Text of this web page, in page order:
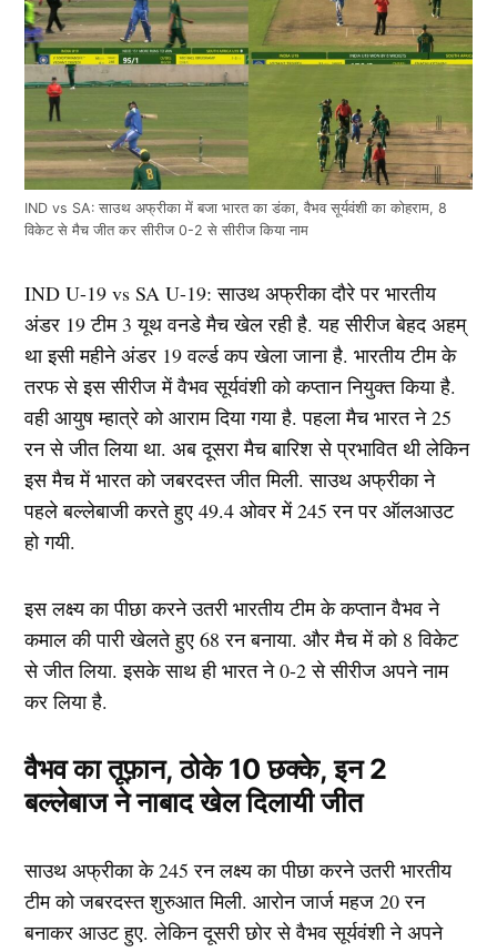
IND vs SA: साउथ अफ्रीका में बजा भारत का डंका, वैभव सूर्यवंशी का कोहराम, 8
विकेट से मैच जीत कर सीरीज 0-2 से सीरीज किया नाम
IND U-19 vs SA U-19: साउथ अफ्रीका दौरे पर भारतीय
अंडर 19 टीम 3 यूथ वनडे मैच खेल रही है. यह सीरीज बेहद अहम्
था इसी महीने अंडर 19 वर्ल्ड कप खेला जाना है. भारतीय टीम के
तरफ से इस सीरीज में वैभव सूर्यवंशी को कप्तान नियुक्त किया है.
वही आयुष म्हात्रे को आराम दिया गया है. पहला मैच भारत ने 25
रन से जीत लिया था. अब दूसरा मैच बारिश से प्रभावित थी लेकिन
इस मैच में भारत को जबरदस्त जीत मिली. साउथ अफ्रीका ने
पहले बल्लेबाजी करते हुए 49.4 ओवर में 245 रन पर ऑलआउट
हो गयी.
इस लक्ष्य का पीछा करने उतरी भारतीय टीम के कप्तान वैभव ने
कमाल की पारी खेलते हुए 68 रन बनाया. और मैच में को 8 विकेट
से जीत लिया. इसके साथ ही भारत ने 0-2 से सीरीज अपने नाम
कर लिया है.
वैभव का तूफ़ान, ठोके 10 छक्के, इन 2
बल्लेबाज ने नाबाद खेल दिलायी जीत
साउथ अफ्रीका के 245 रन लक्ष्य का पीछा करने उतरी भारतीय
टीम को जबरदस्त शुरुआत मिली. आरोन जार्ज महज 20 रन
बनाकर आउट हुए. लेकिन दूसरी छोर से वैभव सूर्यवंशी ने अपने